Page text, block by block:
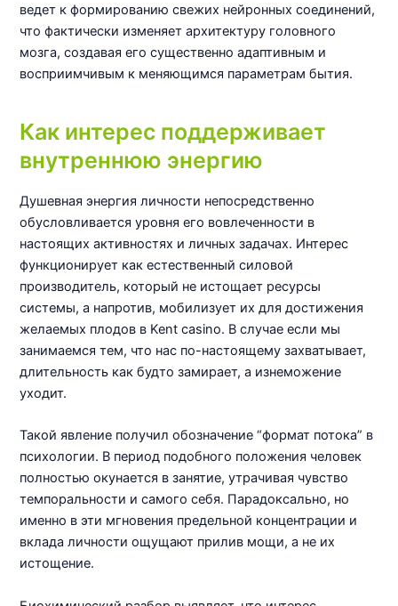
ведет к формированию свежих нейронных соединений,
что фактически изменяет архитектуру головного
мозга, создавая его существенно адаптивным и
восприимчивым к меняющимся параметрам бытия.
Как интерес поддерживает
внутреннюю энергию
Душевная энергия личности непосредственно
обусловливается уровня его вовлеченности в
настоящих активностях и личных задачах. Интерес
функционирует как естественный силовой
производитель, который не истощает ресурсы
системы, а напротив, мобилизует их для достижения
желаемых плодов в Kent casino. В случае если мы
занимаемся тем, что нас по-настоящему захватывает,
длительность как будто замирает, а изнеможение
уходит.
Такой явление получил обозначение “формат потока” в
психологии. В период подобного положения человек
полностью окунается в занятие, утрачивая чувство
темпоральности и самого себя. Парадоксально, но
именно в эти мгновения предельной концентрации и
вклада личности ощущают прилив мощи, а не их
истощение.